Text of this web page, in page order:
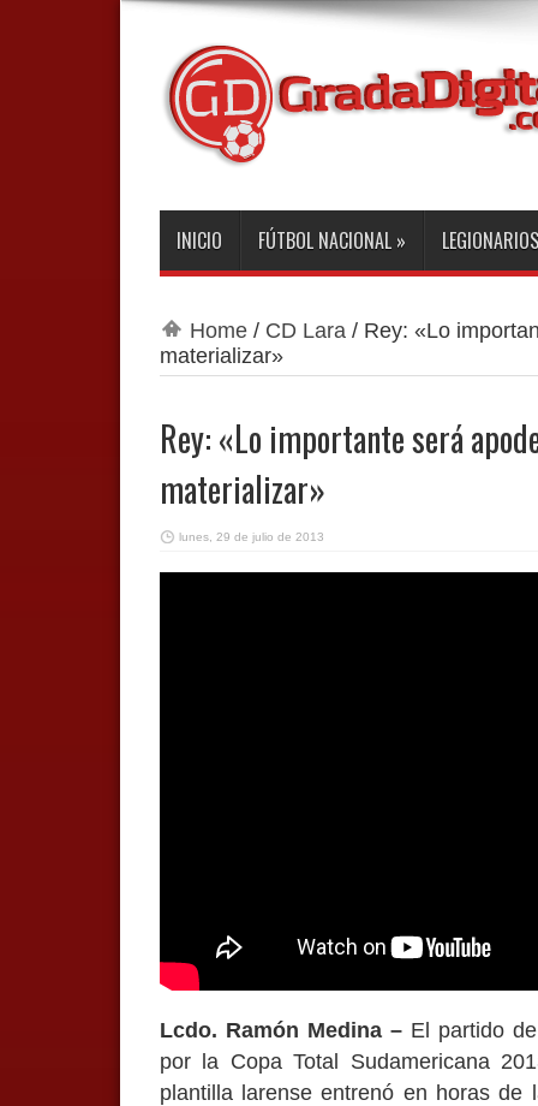
INICIO FÚTBOL NACIONAL » LEGIONARIOS
Home/ CD Lara/ Rey: «Lo
materializar»
Rey: «Lo importante será
materializar»
lunes, 29 de julio de 2013
Lcdo. Ramón Medina –El partido
por la Copa Total Sudamericana
plantilla larense entrenó en horas de